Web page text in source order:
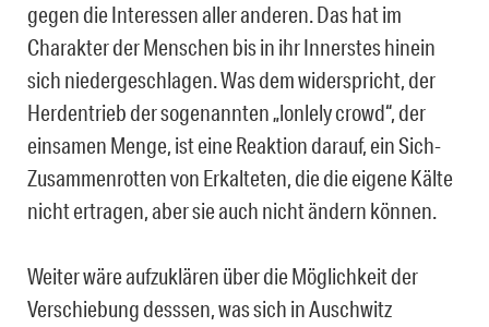
gegen die Interessen aller anderen. Das hat im
Charakter der Menschen bis in ihr Innerstes hinein
sich niedergeschlagen. Was dem widerspricht, der
Herdentrieb der sogenannten „lonlely crowd“, der
einsamen Menge, ist eine Reaktion darauf, ein Sich-
Zusammenrotten von Erkalteten, die die eigene Kälte
nicht ertragen, aber sie auch nicht ändern können.
Weiter wäre aufzuklären über die Möglichkeit der
Verschiebung desssen, was sich in Auschwitz